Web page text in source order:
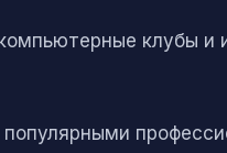
клубы и
популярными